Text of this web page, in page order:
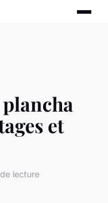
plancha
et
lecture